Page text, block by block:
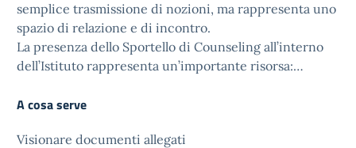
semplice trasmissione di nozioni, ma rappresenta uno
spazio di relazione e di incontro.
La presenza dello Sportello di Counseling all’interno
dell’Istituto rappresenta un’importante risorsa:…
A cosa serve
Visionare documenti allegati